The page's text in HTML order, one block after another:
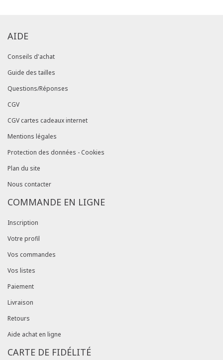
AIDE
Conseils d'achat
Guide des tailles
Questions/Réponses
CGV
CGV cartes cadeaux internet
Mentions légales
Protection des données - Cookies
Plan du site
Nous contacter
COMMANDE EN LIGNE
Inscription
Votre profil
Vos commandes
Vos listes
Paiement
Livraison
Retours
Aide achat en ligne
CARTE DE FIDÉLITÉ